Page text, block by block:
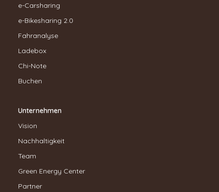
e-Carsharing
e-Bikesharing 2.0
Fahranalyse
Ladebox
Chi-Note
Buchen
Unternehmen
Vision
Nachhaltigkeit
Team
Green Energy Center
Partner